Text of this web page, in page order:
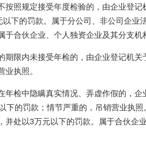
按照规定接受年度检验的，由企业登
下的罚款。属于分公司、非公司企
于合伙企业、个人独资企业及其分支机
期限内未接受年检的，由企业登记机
执照。
年检中隐瞒真实情况、弄虚作假的，
下的罚款；情节严重的，吊销营业执
并处以3万元以下的罚款。属于合伙企